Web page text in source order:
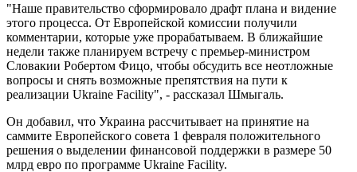
"Наше правительство сформировало драфт плана и видение
этого процесса. От Европейской комиссии получили
комментарии, которые уже прорабатываем. В ближайшие
недели также планируем встречу с премьер-министром
Словакии Робертом Фицо, чтобы обсудить все неотложные
вопросы и снять возможные препятствия на пути к
реализации Ukraine Facility", - рассказал Шмыгаль.
Он добавил, что Украина рассчитывает на принятие на
саммите Европейского совета 1 февраля положительного
решения о выделении финансовой поддержки в размере 50
млрд евро по программе Ukraine Facility.